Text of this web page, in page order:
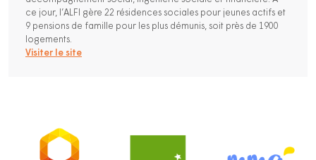
ce jour, l’ALFI gère 22 résidences sociales pour jeunes actifs et
9 pensions de famille pour les plus démunis, soit près de 1900
logements.
Visiter le site